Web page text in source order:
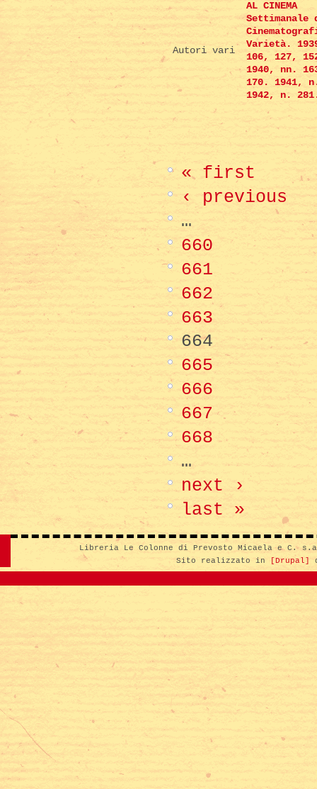
Autori vari
AL CINEMA
Settimanale
Varietà.
106, 127,
1940, nn.
170. 1941,
1942, n.
« first
‹ previous
…
660
661
662
663
664
665
666
667
668
…
next ›
last »
Libreria Le Colonne di Prevosto Micaela e C.
Sito realizzato in
[Drupal]